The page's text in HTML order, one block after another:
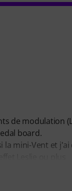
de modulation
board.
mini-Vent et